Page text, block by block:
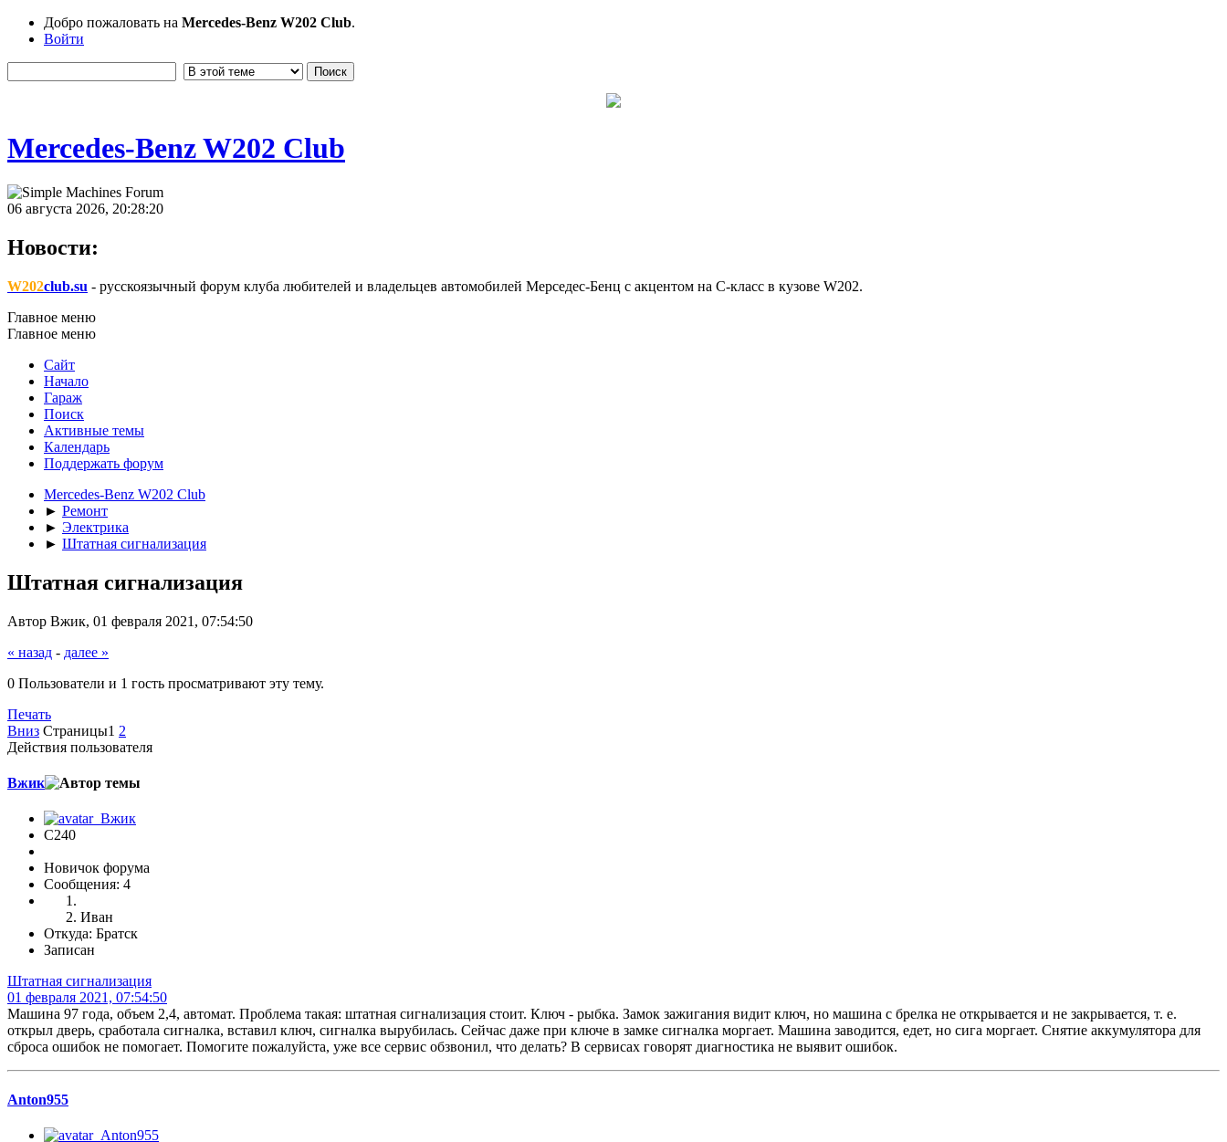
Добро пожаловать на Mercedes-Benz W202 Club.
Войти
Mercedes-Benz W202 Club
06 августа 2026, 20:28:20
Новости:
W202club.su - русскоязычный форум клуба любителей и владельцев автомобилей Мерседес-Бенц с акцентом на C-класс в кузове W202.
Главное меню
Главное меню
Сайт
Начало
Гараж
Поиск
Активные темы
Календарь
Поддержать форум
Mercedes-Benz W202 Club
► Ремонт
► Электрика
► Штатная сигнализация
Штатная сигнализация
Автор Вжик, 01 февраля 2021, 07:54:50
« назад - далее »
0 Пользователи и 1 гость просматривают эту тему.
Печать
Вниз Страницы1 2
Действия пользователя
Вжик
C240
Новичок форума
Сообщения: 4
Иван
Откуда: Братск
Записан
Штатная сигнализация
01 февраля 2021, 07:54:50
Машина 97 года, объем 2,4, автомат. Проблема такая: штатная сигнализация стоит. Ключ - рыбка. Замок зажигания видит ключ, но машина с брелка не открывается и не закрывается, т. е.
открыл дверь, сработала сигналка, вставил ключ, сигналка вырубилась. Сейчас даже при ключе в замке сигналка моргает. Машина заводится, едет, но сига моргает. Снятие аккумулятора для
сброса ошибок не помогает. Помогите пожалуйста, уже все сервис обзвонил, что делать? В сервисах говорят диагностика не выявит ошибок.
Anton955